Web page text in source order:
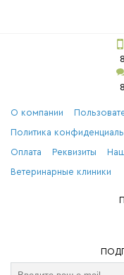
О компании
Политика
Оплата Реквизиты
Ветеринарные клиники